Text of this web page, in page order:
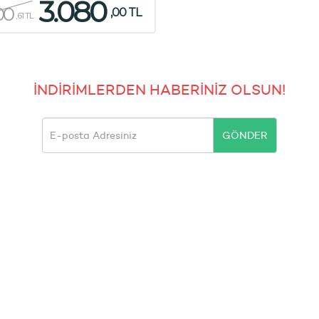
,61 TL 3.080 ,00 TL
İNDİRİMLERDEN HABERİNİZ OLSUN!
GÖNDER